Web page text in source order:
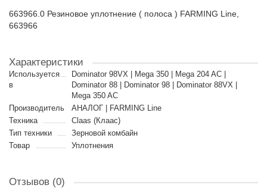
663966.0 Резиновое уплотнение ( полоса ) FARMING Line,
663966
Характеристики
Используется
в
Dominator 98VX | Mega 350 | Mega 204 AC |
Dominator 88 | Dominator 98 | Dominator 88VX |
Mega 350 AC
Производитель
АНАЛОГ | FARMING Line
Техника
Claas (Клаас)
Тип техники
Зерновой комбайн
Товар
Уплотнения
Отзывов (0)